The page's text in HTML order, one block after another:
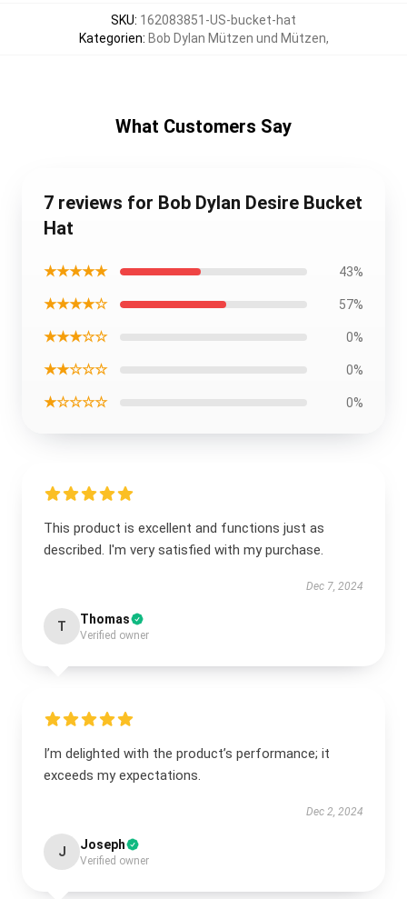
SKU: 162083851-US-bucket-hat
Kategorien: Bob Dylan Mützen und Mützen,
What Customers Say
7 reviews for Bob Dylan Desire Bucket
Hat
★★★★★ 43%
★★★★☆ 57%
★★★☆☆ 0%
★★☆☆☆ 0%
★☆☆☆☆ 0%
This product is excellent and functions just as
described. I'm very satisfied with my purchase.
Dec 7, 2024
T Thomas
Verified owner
I’m delighted with the product’s performance; it
exceeds my expectations.
Dec 2, 2024
J Joseph
Verified owner